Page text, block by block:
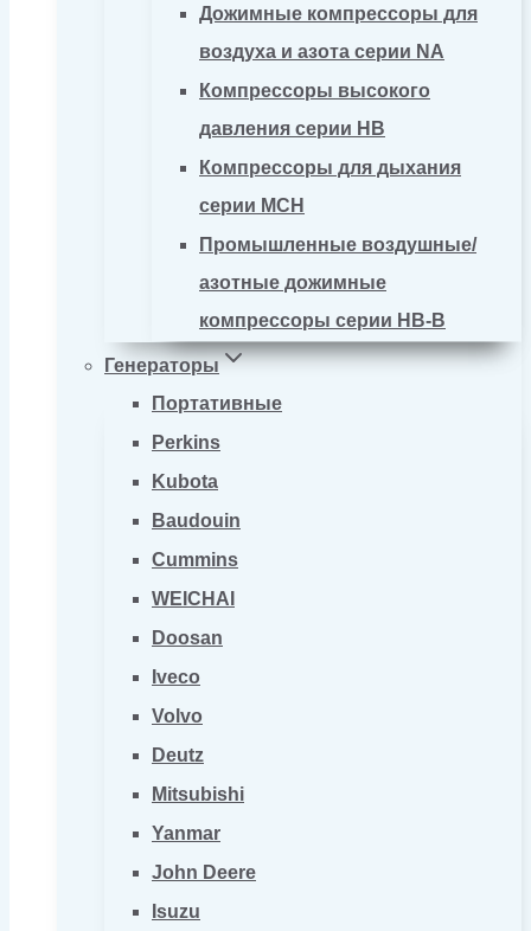
Дожимные компрессоры для
воздуха и азота серии NA
Компрессоры высокого
давления серии HB
Компрессоры для дыхания
серии MCH
Промышленные воздушные/
азотные дожимные
компрессоры серии HB-B
Генераторы
Портативные
Perkins
Kubota
Baudouin
Cummins
WEICHAI
Doosan
Iveco
Volvo
Deutz
Mitsubishi
Yanmar
John Deere
Isuzu